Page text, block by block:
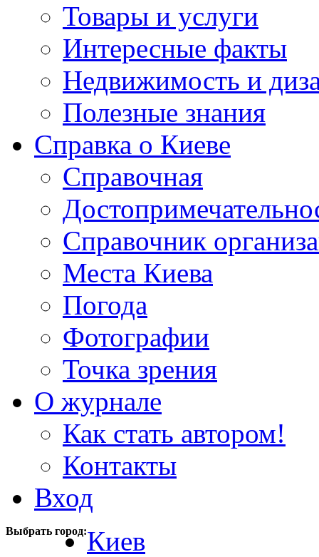
Товары и услуги
Интересные факты
Недвижимость и
Полезные знания
Справка о Киеве
Справочная
Справочник
Места Киева
Погода
Фотографии
Точка зрения
О журнале
Как стать автором!
Контакты
Вход
Выбрать город:Киев